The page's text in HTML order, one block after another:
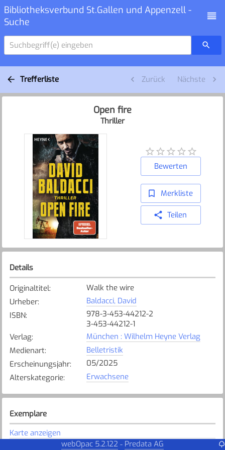
Bibliotheksverbund St.Gallen und Appenzell -
Suche
Suchbegriff(e) eingeben
Trefferliste Zurück Nächste
Open fire
Thriller
Bewerten
Merkliste
Teilen
Details
Originaltitel:
Walk the wire
Urheber:
Baldacci, David
ISBN:
978-3-453-44212-2
3-453-44212-1
Verlag:
München : Wilhelm Heyne Verlag
Medienart:
Belletristik
Erscheinungsjahr:
05/2025
Alterskategorie: Erwachsene
Exemplare
Karte anzeigen
webOpac 5.2.122 - Predata AG